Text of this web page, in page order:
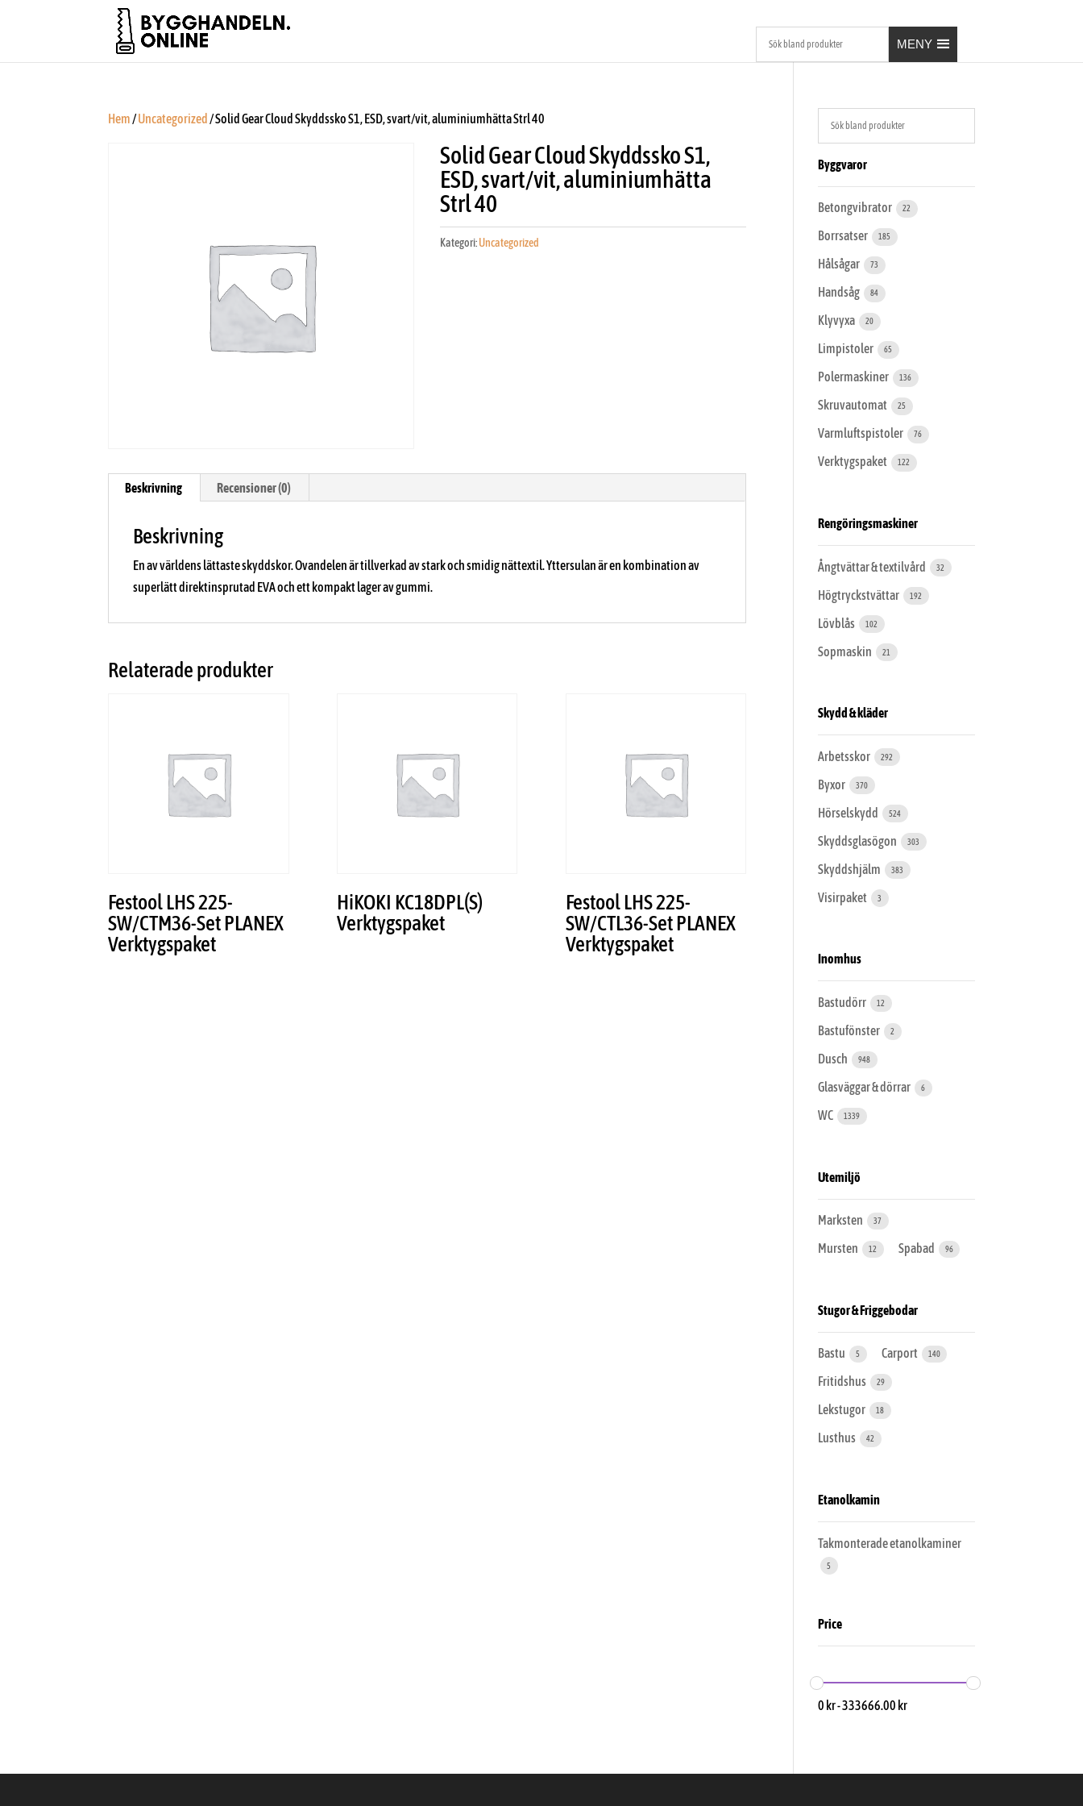
MENY
Hem/Uncategorized / Solid Gear Cloud Skyddssko S1, ESD, svart/vit, aluminiumhätta Strl 40
Solid Gear Cloud Skyddssko S1,
ESD, svart/vit, aluminiumhätta
Strl 40
Kategori:Uncategorized
Beskrivning Recensioner (0)
Beskrivning
En av världens lättaste skyddskor. Ovandelen är tillverkad av stark och smidig nättextil. Yttersulan är en kombination av
superlätt direktinsprutad EVA och ett kompakt lager av gummi.
Relaterade produkter
Festool LHS 225-
SW/CTM36-Set PLANEX
Verktygspaket
HiKOKI KC18DPL(S)
Verktygspaket
Festool LHS 225-
SW/CTL36-Set PLANEX
Verktygspaket
Byggvaror
Betongvibrator 22
Borrsatser 185
Hålsågar 73
Handsåg 84
Klyvyxa 20
Limpistoler 65
Polermaskiner 136
Skruvautomat 25
Varmluftspistoler 76
Verktygspaket 122
Rengöringsmaskiner
Ångtvättar & textilvård 32
Högtryckstvättar 192
Lövblås 102
Sopmaskin 21
Skydd & kläder
Arbetsskor 292
Byxor 370
Hörselskydd 524
Skyddsglasögon 303
Skyddshjälm 383
Visirpaket 3
Inomhus
Bastudörr 12
Bastufönster 2
Dusch 948
Glasväggar & dörrar 6
WC 1339
Utemiljö
Marksten 37
Mursten 12 Spabad 96
Stugor & Friggebodar
Bastu 5 Carport 140
Fritidshus 29
Lekstugor 18
Lusthus 42
Etanolkamin
Takmonterade etanolkaminer
5
Price
0 kr-333666.00 kr